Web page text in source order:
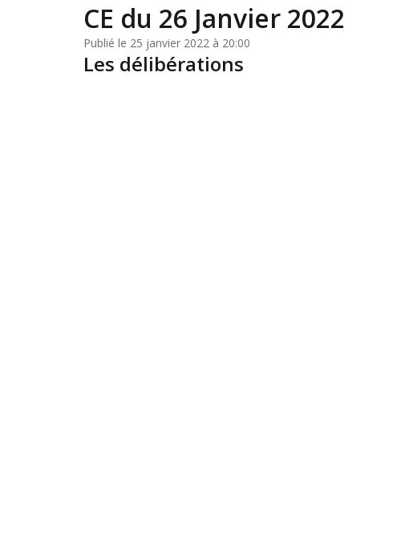
CE du 26 Janvier 2022
Publié le 25 janvier 2022 à 20:00
Les délibérations